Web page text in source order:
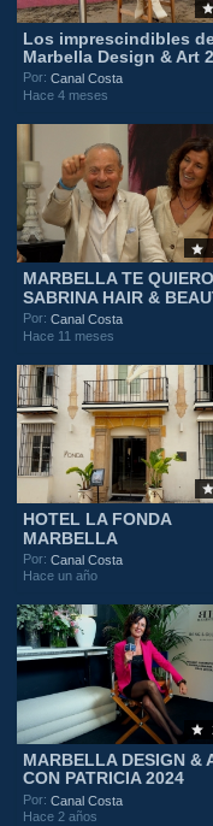
Los imprescindibles
Marbella Design & Art
Por:Canal Costa
Hace 4 meses
MARBELLA TE
SABRINA HAIR &
Por:Canal Costa
Hace 11 meses
HOTEL LA FONDA
MARBELLA
Por:Canal Costa
Hace un año
MARBELLA DESIGN &
CON PATRICIA 2024
Por:Canal Costa
Hace 2 años